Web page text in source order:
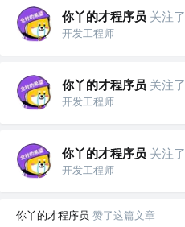
你丫的才程序员 关注了
开发工程师
你丫的才程序员 关注了
开发工程师
你丫的才程序员 关注了
开发工程师
你丫的才程序员 赞了这篇文章